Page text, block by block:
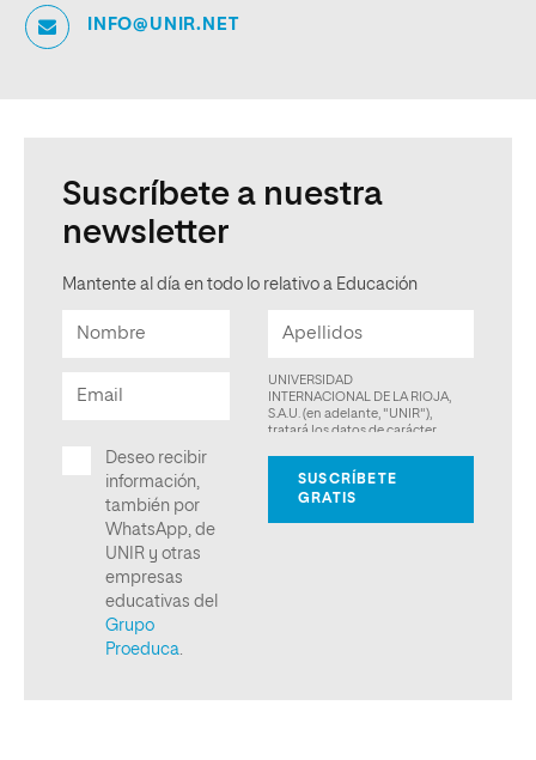
INFO@UNIR.NET
Suscríbete a nuestra
newsletter
Mantente al día en todo lo relativo a Educación